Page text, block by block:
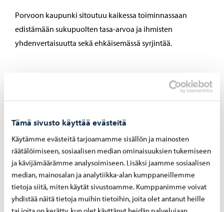
Tämä sivusto käyttää evästeitä
Käytämme evästeitä tarjoamamme sisällön ja mainosten
räätälöimiseen, sosiaalisen median ominaisuuksien tukemiseen
ja kävijämäärämme analysoimiseen. Lisäksi jaamme sosiaalisen
median, mainosalan ja analytiikka-alan kumppaneillemme
tietoja siitä, miten käytät sivustoamme. Kumppanimme voivat
yhdistää näitä tietoja muihin tietoihin, joita olet antanut heille
Porvoon kaupunki sitoutuu kaikessa toiminnassaan
edistämään sukupuolten tasa-arvoa ja ihmisten
yhdenvertaisuutta sekä ehkäisemässä syrjintää.
Muut asiat
Muut asiat kaupunginhallitus päätti yksimielisesti
esitysten mukaisesti.
Kaupunginhallituksen esityslista
Jaa FacebookJaa LinkedInJaa WhatsApp